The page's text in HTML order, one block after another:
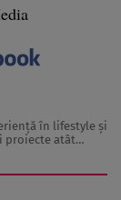
în lifestyle şi
proiecte atât
“Ce se